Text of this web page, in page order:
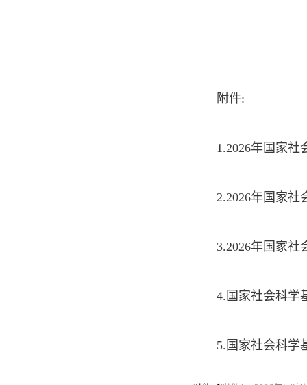
附件:
1.2026年国家
2.2026年国家社
3.2026年国家社
4.国家社会科学
5.国家社会科学